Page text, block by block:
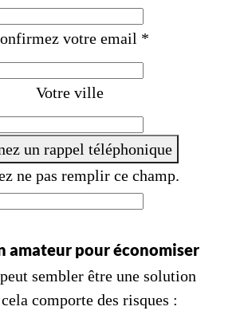
votre email *
Votre ville
un rappel téléphonique
ne pas remplir ce champ.
amateur pour économiser
sembler être une solution
comporte des risques :